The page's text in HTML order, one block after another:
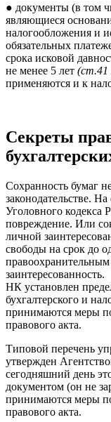
● документы (в том
являющиеся
налогообложения и
обязательных
срока исковой
не менее 5 лет
применяются и к
Секреты
Сохранность бумаг
законодательстве.
Уголовного
повреждение. Или
личной
свободы на срок до
правоохранительным
заинтересованность.
НК установлен
бухгалтерского и
принимаются меры
правового акта.
Типовой перечень
утвержден
сегодняшний день
документом (он не
принимаются меры
правового акта.